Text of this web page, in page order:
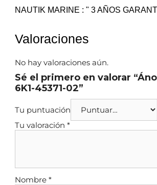
NAUTIK MARINE : " 3 AÑOS
Valoraciones
No hay valoraciones aún.
Sé el primero en valorar
6K1-45371-02”
Tu puntuación
Tu valoración *
Nombre *